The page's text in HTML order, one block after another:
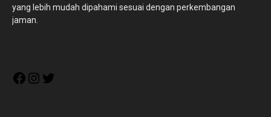
yang lebih mudah dipahami sesuai dengan perkembangan
jaman.
FacebookInstagram